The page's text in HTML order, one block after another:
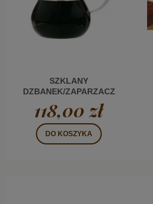
SZKLANY
DZBANEK/ZAPARZACZ
Z LEJKIEM 0,8 L
118,00 zł
DO KOSZYKA